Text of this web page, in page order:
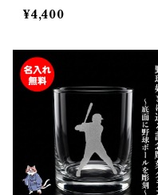
JAPAN 桜 鶴 達磨 275ml
高級 和モダン おしゃれ 外
ギフト プレゼント 砂吹き
工房ねこまたや
¥4,400